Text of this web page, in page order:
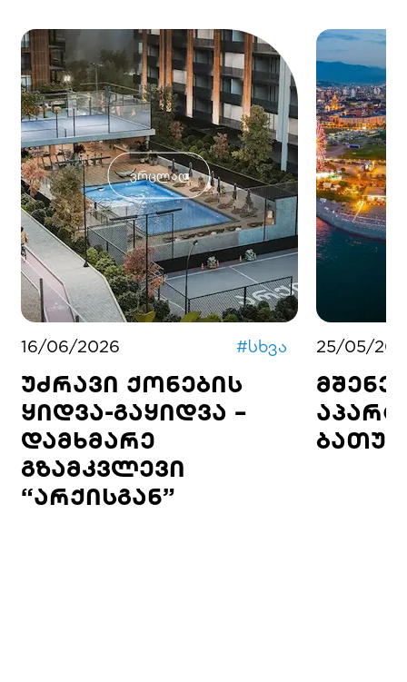
ვრცლად
16/06/2026 #სხვა
უძრავი ქონების
ყიდვა-გაყიდვა –
დამხმარე
გზამკვლევი
“არქისგან”
25/05/